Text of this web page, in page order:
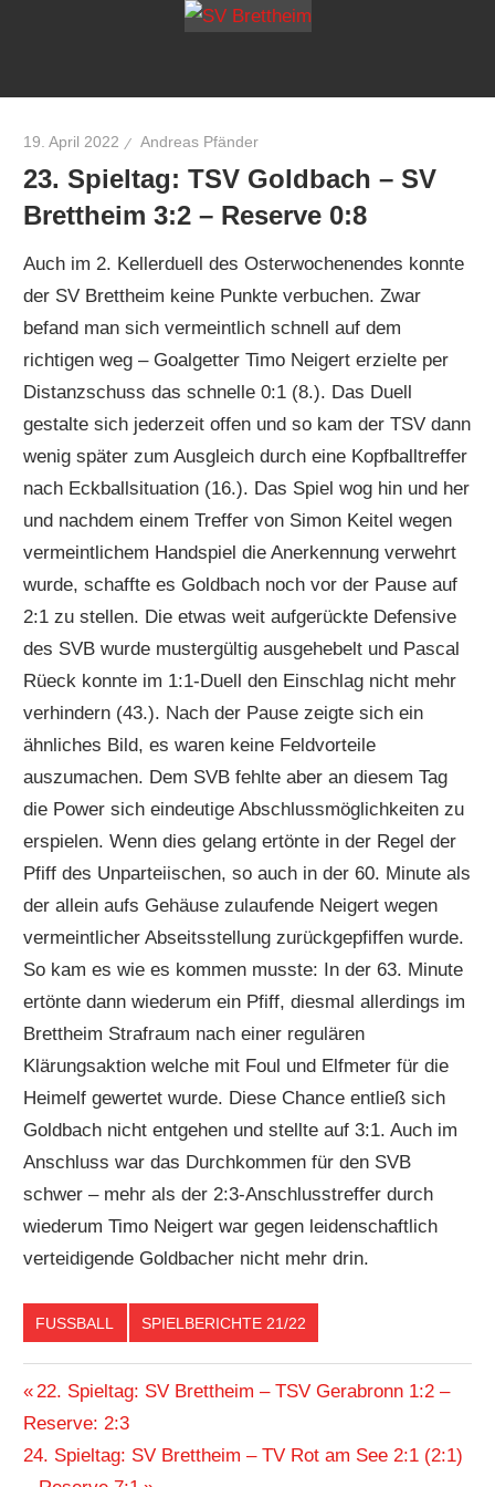
SV
am
Sport
19. April 2022 Andreas Pfänder
23. Spieltag: TSV Goldbach – SV
Brettheim 3:2 – Reserve 0:8
Auch im 2. Kellerduell des Osterwochenendes konnte
der SV Brettheim keine Punkte verbuchen. Zwar
befand man sich vermeintlich schnell auf dem
richtigen weg – Goalgetter Timo Neigert erzielte per
Distanzschuss das schnelle 0:1 (8.). Das Duell
gestalte sich jederzeit offen und so kam der TSV dann
wenig später zum Ausgleich durch eine Kopfballtreffer
nach Eckballsituation (16.). Das Spiel wog hin und her
und nachdem einem Treffer von Simon Keitel wegen
vermeintlichem Handspiel die Anerkennung verwehrt
wurde, schaffte es Goldbach noch vor der Pause auf
2:1 zu stellen. Die etwas weit aufgerückte Defensive
des SVB wurde mustergültig ausgehebelt und Pascal
Rüeck konnte im 1:1-Duell den Einschlag nicht mehr
verhindern (43.). Nach der Pause zeigte sich ein
ähnliches Bild, es waren keine Feldvorteile
auszumachen. Dem SVB fehlte aber an diesem Tag
die Power sich eindeutige Abschlussmöglichkeiten zu
erspielen. Wenn dies gelang ertönte in der Regel der
Pfiff des Unparteiischen, so auch in der 60. Minute als
der allein aufs Gehäuse zulaufende Neigert wegen
vermeintlicher Abseitsstellung zurückgepfiffen wurde.
So kam es wie es kommen musste: In der 63. Minute
ertönte dann wiederum ein Pfiff, diesmal allerdings im
Brettheim Strafraum nach einer regulären
Klärungsaktion welche mit Foul und Elfmeter für die
Heimelf gewertet wurde. Diese Chance entließ sich
Goldbach nicht entgehen und stellte auf 3:1. Auch im
Anschluss war das Durchkommen für den SVB
schwer – mehr als der 2:3-Anschlusstreffer durch
wiederum Timo Neigert war gegen leidenschaftlich
verteidigende Goldbacher nicht mehr drin.
FUSSBALL SPIELBERICHTE 21/22
Beitragsnavigation
Vorheriger
Beitrag:
22. Spieltag: SV Brettheim – TSV Gerabronn 1:2 –
Reserve: 2:3
Nächster
24. Spieltag: SV Brettheim – TV Rot am See 2:1 (2:1)